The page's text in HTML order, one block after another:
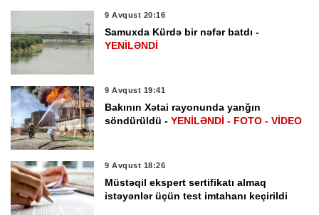
9 Avqust 20:16
Samuxda Kürdə bir nəfər batdı -
YENİLƏNDİ
9 Avqust 19:41
Bakının Xətai rayonunda yanğın
söndürüldü -YENİLƏNDİ - FOTO - VİDEO
9 Avqust 18:26
Müstəqil ekspert sertifikatı almaq
istəyənlər üçün test imtahanı keçirildi